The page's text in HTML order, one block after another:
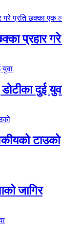
प्रहार
दुई
टाउको
जागिर